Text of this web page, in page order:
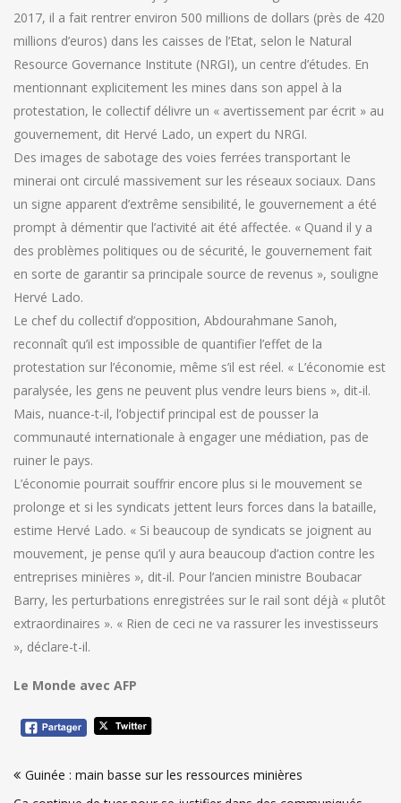
2017, il a fait rentrer environ 500 millions de dollars (près de 420
millions d’euros) dans les caisses de l’Etat, selon le Natural
Resource Governance Institute (NRGI), un centre d’études. En
mentionnant explicitement les mines dans son appel à la
protestation, le collectif délivre un « avertissement par écrit » au
gouvernement, dit Hervé Lado, un expert du NRGI.
Des images de sabotage des voies ferrées transportant le
minerai ont circulé massivement sur les réseaux sociaux. Dans
un signe apparent d’extrême sensibilité, le gouvernement a été
prompt à démentir que l’activité ait été affectée. « Quand il y a
des problèmes politiques ou de sécurité, le gouvernement fait
en sorte de garantir sa principale source de revenus », souligne
Hervé Lado.
Le chef du collectif d’opposition, Abdourahmane Sanoh,
reconnaît qu’il est impossible de quantifier l’effet de la
protestation sur l’économie, même s’il est réel. « L’économie est
paralysée, les gens ne peuvent plus vendre leurs biens », dit-il.
Mais, nuance-t-il, l’objectif principal est de pousser la
communauté internationale à engager une médiation, pas de
ruiner le pays.
L’économie pourrait souffrir encore plus si le mouvement se
prolonge et si les syndicats jettent leurs forces dans la bataille,
estime Hervé Lado. « Si beaucoup de syndicats se joignent au
mouvement, je pense qu’il y aura beaucoup d’action contre les
entreprises minières », dit-il. Pour l’ancien ministre Boubacar
Barry, les perturbations enregistrées sur le rail sont déjà « plutôt
extraordinaires ». « Rien de ceci ne va rassurer les investisseurs
», déclare-t-il.
Le Monde avec AFP
deGuinée : main basse sur les ressources minières